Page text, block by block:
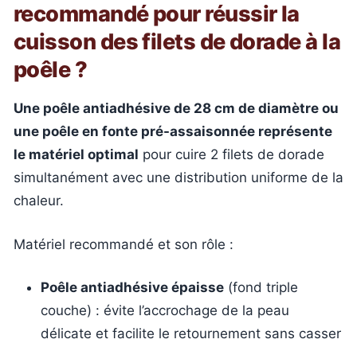
recommandé pour réussir la
cuisson des filets de dorade à la
poêle ?
Une poêle antiadhésive de 28 cm de diamètre ou
une poêle en fonte pré-assaisonnée représente
le matériel optimal pour cuire 2 filets de dorade
simultanément avec une distribution uniforme de la
chaleur.
Matériel recommandé et son rôle :
Poêle antiadhésive épaisse (fond triple
couche) : évite l’accrochage de la peau
délicate et facilite le retournement sans casser